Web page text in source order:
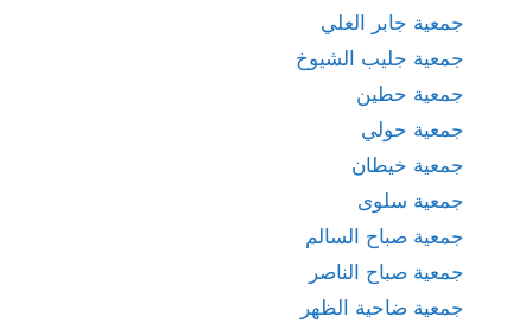
جمعية جابر العلي
جمعية جليب الشيوخ
جمعية حطين
جمعية حولي
جمعية خيطان
جمعية سلوى
جمعية صباح السالم
جمعية صباح الناصر
جمعية ضاحية الظهر